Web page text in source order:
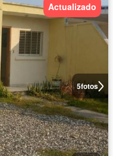
5fotos
Actualizado